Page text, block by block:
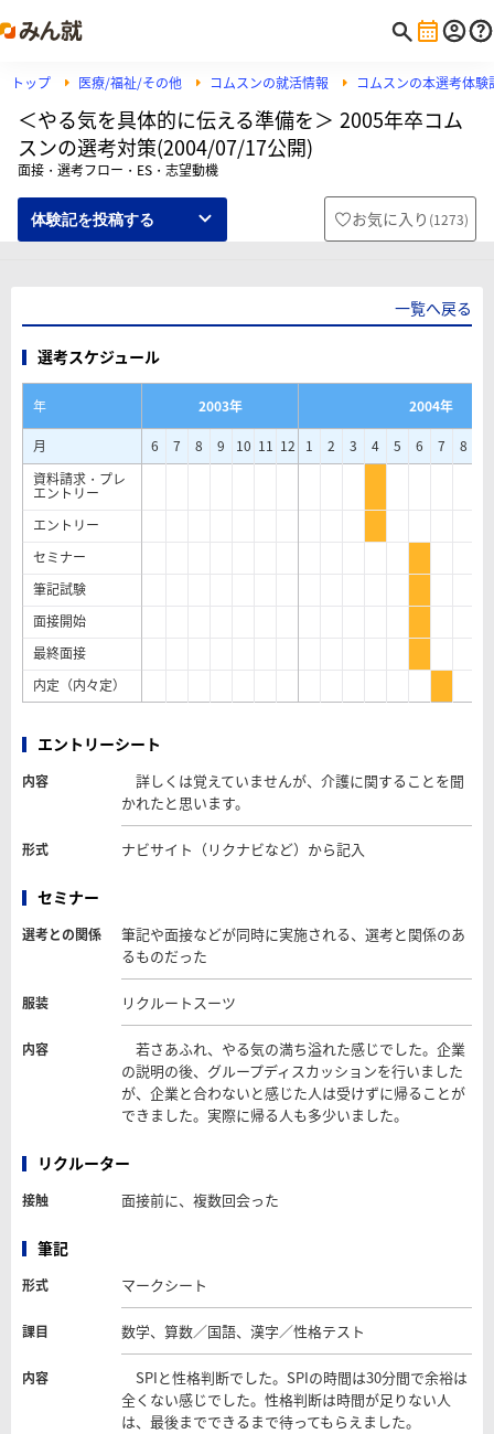
トップ 医療/福祉/その他 コムスンの就活情報 コムスンの本選考体験
＜やる気を具体的に伝える準備を＞ 2005年卒コム
スンの選考対策(2004/07/17公開)
面接・選考フロー・ES・志望動機
体験記を投稿する お気に入り (1273)
一覧へ戻る
選考スケジュール
年 2003年
2004年
月
6 7 8 9 10 11 12 1 2 3 4 5 6 7 8
資料請求・プレ
エントリー
エントリー
セミナー
筆記試験
面接開始
最終面接
内定（内々定）
エントリーシート
内容
詳しくは覚えていませんが、介護に関することを聞
かれたと思います。
形式 ナビサイト（リクナビなど）から記入
セミナー
選考との関係
筆記や面接などが同時に実施される、選考と関係のあ
るものだった
服装 リクルートスーツ
内容
若さあふれ、やる気の満ち溢れた感じでした。企業
の説明の後、グループディスカッションを行いました
が、企業と合わないと感じた人は受けずに帰ることが
できました。実際に帰る人も多少いました。
リクルーター
接触 面接前に、複数回会った
筆記
形式 マークシート
課目 数学、算数／国語、漢字／性格テスト
内容
SPIと性格判断でした。SPIの時間は30分間で余裕は
全くない感じでした。性格判断は時間が足りない人
は、最後までできるまで待ってもらえました。